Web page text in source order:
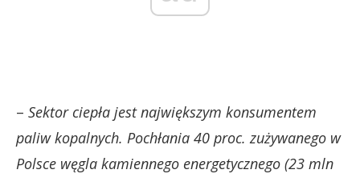
– Sektor ciepła jest największym konsumentem
paliw kopalnych. Pochłania 40 proc. zużywanego w
Polsce węgla kamiennego energetycznego (23 mln